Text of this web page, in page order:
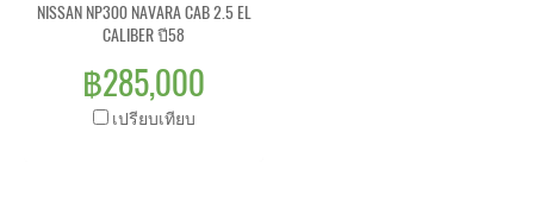
NISSAN NP300 NAVARA CAB 2.5 EL
CALIBER ปี58
฿285,000
เปรียบเทียบ